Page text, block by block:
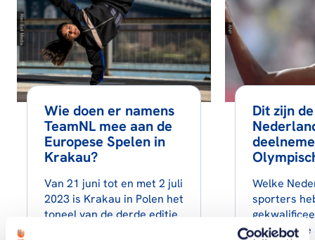
Wie doen er namens
TeamNL mee aan de
Europese Spelen in
Krakau?
Van 21 juni tot en met 2 juli
2023 is Krakau in Polen het
toneel van de derde editie
Dit zijn de
Welke
sporters
Olympische